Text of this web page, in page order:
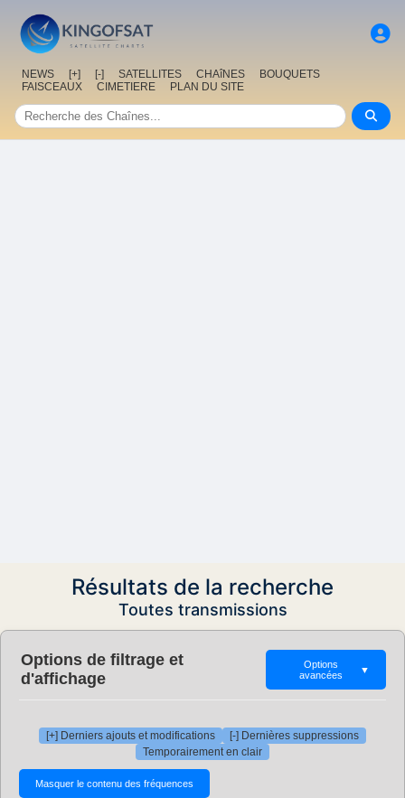
NEWS [+] [-] SATELLITES CHAîNES
BOUQUETS
FAISCEAUX
CIMETIERE PLAN DU SITE
Résultats de la recherche
Toutes transmissions
Options de filtrage et
d'affichage
Options
avancées
▼
[+] Derniers ajouts et modifications
[-] Dernières suppressions
Temporairement en clair